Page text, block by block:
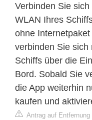
Verbinden Sie
WLAN Ihres
ohne
verbinden Sie sich
Schiffs über die
Bord. Sobald Sie
die App weiterhin
kaufen und
Antrag auf Entfernung